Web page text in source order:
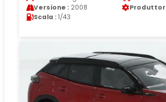
Versione : 2008
Scala : 1/43